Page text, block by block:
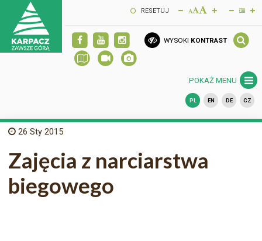
RESETUJ
WYSOKI KONTRAST
POKAŻ MENU
PL EN DE CZ
26 Sty 2015
Zajęcia z narciarstwa
biegowego